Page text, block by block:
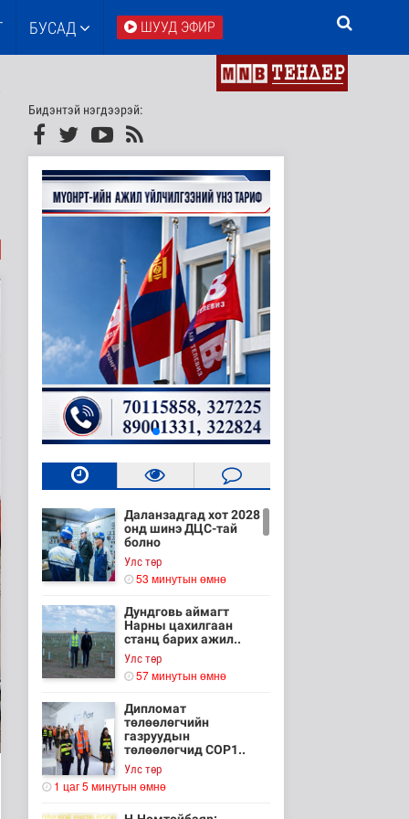
БУСАД ШУУД ЭФИР
Бидэнтэй нэгдээрэй:
Даланзадгад хот 2028
онд шинэ ДЦС-тай
болно
Улс төр
53 минутын өмнө
Дундговь аймагт
Нарны цахилгаан
станц барих ажил..
Улс төр
57 минутын өмнө
Дипломат
төлөөлөгчийн
газруудын
төлөөлөгчид COP1..
Улс төр
1 цаг 5 минутын өмнө